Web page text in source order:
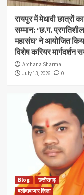
रायपुर में मेधावी छात्रों का
सम्मान: ‘छ.ग.
महासंघ’ ने आयोजित
विशेष करियर मार्गदर्शन
Archana Sharma
July 13, 2026
0
Blog
छत्तीसगढ़
बलौदाबाजार ज़िला